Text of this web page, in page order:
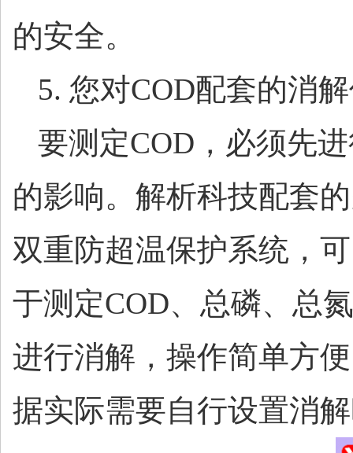
的安全。
5. 您对COD配套的消
要测定COD，必须先
的影响。解析科技配套
双重防超温保护系统，
于测定COD、总磷、总
进行消解，操作简单方
据实际需要自行设置消